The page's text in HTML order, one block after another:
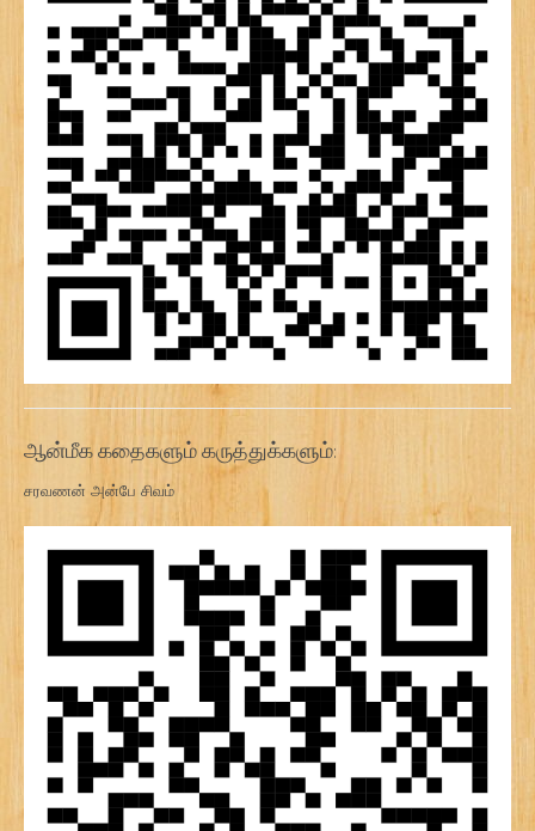
ஆன்மீக கதைகளும் கருத்துக்களும்:
சரவணன் அன்பே சிவம்